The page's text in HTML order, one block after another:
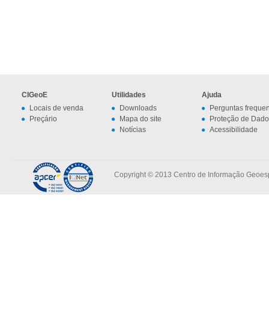
CIGeoE
Locais de venda
Preçário
Utilidades
Downloads
Mapa do site
Notícias
Ajuda
Perguntas
Proteção de
Acessibilidade
Copyright © 2013 Centro de Informação